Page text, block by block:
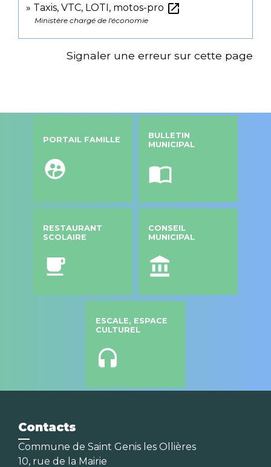
Taxis, VTC, LOTI, motos-pro open_in_new
Ministère chargé de l'économie
Signaler une erreur sur cette page
PORTAIL FAMILLE
supervised_user_circle
BULLETIN
MUNICIPAL
import_contacts
RESTAURANT
SCOLAIRE
local_cafe
CONSEIL
MUNICIPAL
account_balance
ESCALE, ESPACE
CULTUREL
headset
Contacts
Commune de Saint Genis les Ollières
10, rue de la Mairie